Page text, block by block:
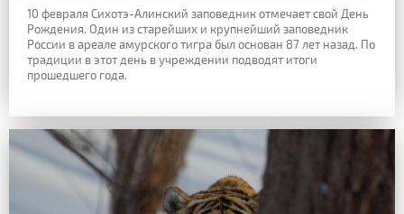
10 февраля Сихотэ-Алинский заповедник отмечает свой День
Рождения. Один из старейших и крупнейший заповедник
России в ареале амурского тигра был основан 87 лет назад. По
традиции в этот день в учреждении подводят итоги
прошедшего года.